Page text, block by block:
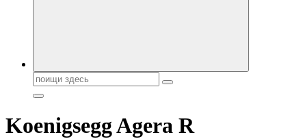
Поиск:
Koenigsegg Agera R